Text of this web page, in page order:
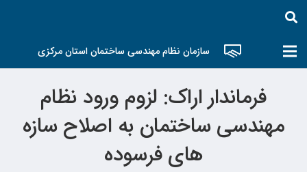
سازمان نظام مهندسی ساختمان استان مرکزی
فرماندار اراک: لزوم ورود نظام
مهندسی ساختمان به اصلاح سازه
های فرسوده